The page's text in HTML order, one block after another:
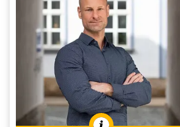
Patrick Nimczyk
Kundenberater
Versicherungsfachmann
(IHK)
Finanzanlagenfachmann
(IHK)